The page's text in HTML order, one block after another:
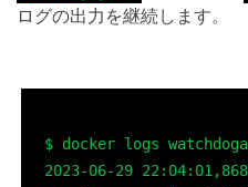
ログの出力を継続します。
$ docker logs
2023-06-29